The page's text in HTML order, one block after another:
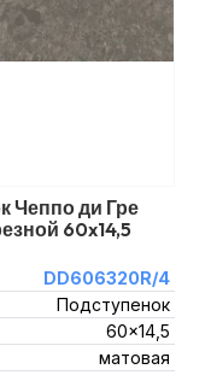
Чеппо ди Гре
60x14,5
DD606320R/4
Подступенок
60x14,5
матовая